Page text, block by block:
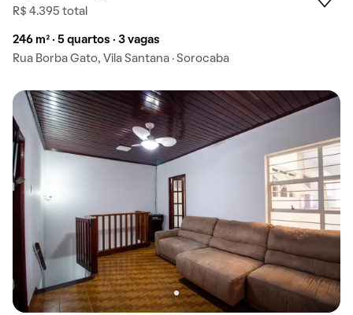
R$ 4.395 total
246 m² · 5 quartos · 3 vagas
Rua Borba Gato, Vila Santana · Sorocaba